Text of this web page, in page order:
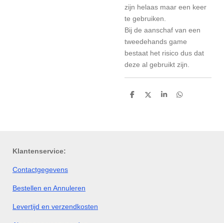
zijn helaas maar een keer
te gebruiken.
Bij de aanschaf van een
tweedehands game
bestaat het risico dus dat
deze al gebruikt zijn.
D
D
S
D
Klantenservice:
Contactgegevens
Bestellen en Annuleren
Levertijd en verzendkosten